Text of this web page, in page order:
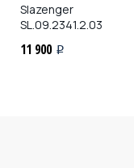
Slazenger
SL.09.2341.2.03
11 900 i